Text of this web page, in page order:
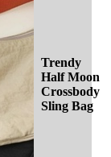
Trendy
Half Moon
Crossbody
Sling Bag